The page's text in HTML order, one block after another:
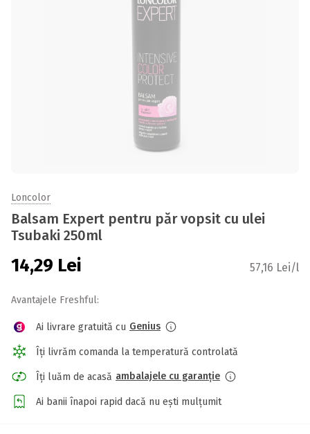
Loncolor
Balsam Expert pentru păr vopsit cu ulei
Tsubaki 250ml
14,29 Lei 57,16 Lei/l
Avantajele Freshful:
Ai livrare gratuită cu Genius
Îți livrăm comanda la temperatură controlată
Îți luăm de acasă ambalajele cu garanție
Ai banii înapoi rapid dacă nu ești mulțumit